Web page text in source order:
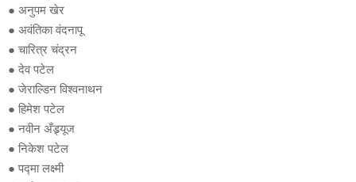
● अनुपम खेर
● अवंतिका वंदनापू
● चारित्र चंद्रन
● देव पटेल
● जेराल्डिन विश्वनाथन
● हिमेश पटेल
● नवीन अँड्र्यूज
● निकेश पटेल
● पद्मा लक्ष्मी